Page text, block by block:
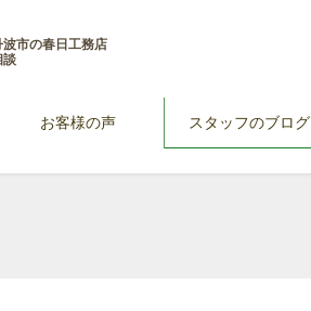
市の春日工務店
談
お客様の声 スタッフのブログ